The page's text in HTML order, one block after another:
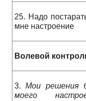
25. Надо
мне настроение
Волевой
3.Мои решения
моего